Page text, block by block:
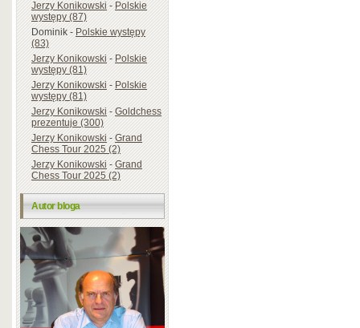
Jerzy Konikowski-Polskie
występy (87)
Dominik-Polskie występy
(83)
Jerzy Konikowski-Polskie
występy (81)
Jerzy Konikowski-Polskie
występy (81)
Jerzy Konikowski-Goldchess
prezentuje (300)
Jerzy Konikowski-Grand
Chess Tour 2025 (2)
Jerzy Konikowski-Grand
Chess Tour 2025 (2)
Autor bloga